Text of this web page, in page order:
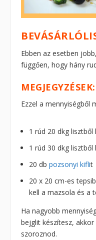
Ebben az esetben
függően, hogy hány
MEGJEGYZÉSEK:
Ezzel a mennyiségből
1 rúd 20 dkg
1 rúd 30 dkg
20 dbpozsonyi kiflit
20 x 20 cm-es
kell a mazsola és a
Ha nagyobb
bejglit készítesz,
szoroznod.